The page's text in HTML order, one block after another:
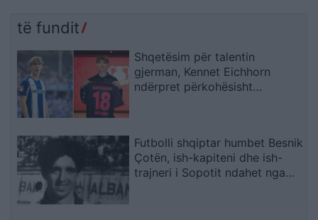
të fundit
Shqetësim për talentin
gjerman, Kennet Eichhorn
ndërpret përkohësisht
Futbolli shqiptar humbet Besnik
Çotën, ish-kapiteni dhe ish-
trajneri i Sopotit ndahet nga